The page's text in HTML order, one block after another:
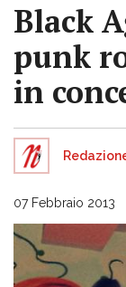
Black
punk
in
07 Febbraio 2013